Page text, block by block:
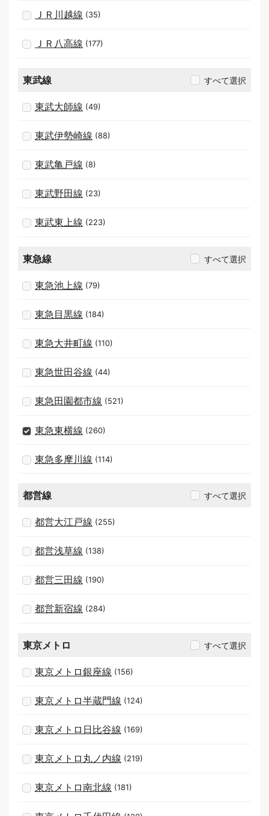
ＪＲ川越線 (35)
ＪＲ八高線 (177)
東武線 すべて選択
東武大師線 (49)
東武伊勢崎線 (88)
東武亀戸線 (8)
東武野田線 (23)
東武東上線 (223)
東急線 すべて選択
東急池上線 (79)
東急目黒線 (184)
東急大井町線 (110)
東急世田谷線 (44)
東急田園都市線 (521)
東急東横線 (260)
東急多摩川線 (114)
都営線 すべて選択
都営大江戸線 (255)
都営浅草線 (138)
都営三田線 (190)
都営新宿線 (284)
東京メトロ すべて選択
東京メトロ銀座線 (156)
東京メトロ半蔵門線 (124)
東京メトロ日比谷線 (169)
東京メトロ丸ノ内線 (219)
東京メトロ南北線 (181)